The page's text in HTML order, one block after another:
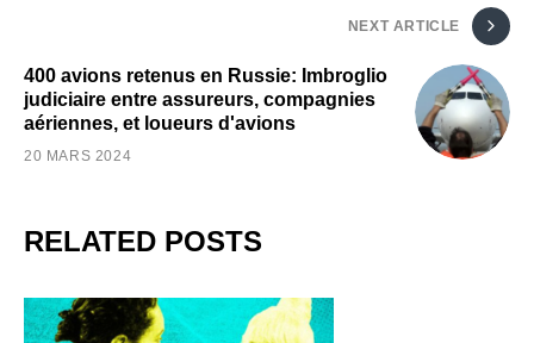
NEXT ARTICLE
400 avions retenus en Russie: Imbroglio
judiciaire entre assureurs, compagnies
aériennes, et loueurs d'avions
20 MARS 2024
RELATED POSTS